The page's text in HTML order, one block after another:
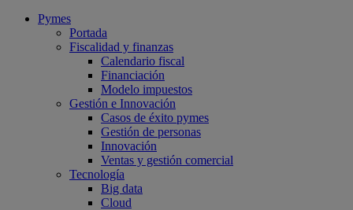
Pymes
Portada
Fiscalidad y finanzas
Calendario fiscal
Financiación
Modelo impuestos
Gestión e Innovación
Casos de éxito pymes
Gestión de personas
Innovación
Ventas y gestión comercial
Tecnología
Big data
Cloud